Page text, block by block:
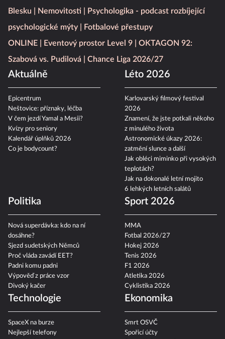
Blesku
Nemovitosti
Psychologika - podcast rozbíjející
psychologické mýty
Fotbalové přestupy
ONLINE
Eventový prostor Level 9
OKTAGON 92:
Szabová vs. Pudilová
Chance Liga 2026/27
Aktuálně
Epicentrum
Neštovice: příznaky, léčba
V čem jezdí Yamal a Mesii?
Kvízy pro seniory
Kalendář úplňků 2026
Co je bodycount?
Léto 2026
Karlovarský filmový festival
2026
Znamení, že jste potkali někoho
z minulého života
Astronomické úkazy 2026:
zatmění slunce a další
Jak obléci miminko při vysokých
teplotách?
Jak na dokonalé letní mojito
6 lehkých letních salátů
Politika
Nová superdávka: kdo na ní
dosáhne?
Sjezd sudetských Němců
Proč vláda zavádí EET?
Padni komu padni
Výpověď z práce vzor
Divoký kačer
Sport 2026
MMA
Fotbal 2026/27
Hokej 2026
Tenis 2026
F1 2026
Atletika 2026
Cyklistika 2026
Technologie
SpaceX na burze
Nejlepší telefony
Ekonomika
Smrt OSVČ
Spořicí účty